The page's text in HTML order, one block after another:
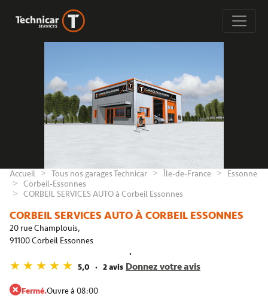
Accueil Tous nos garages Technicar Île-de-France
Essonne
Corbeil-Essonnes
CORBEIL SERVICES AUTO à Corbeil Essonnes
CORBEIL SERVICES AUTO À CORBEIL ESSONNES
20 rue Champlouis,
91100 Corbeil Essonnes
5,0 2 avis Donnez votre avis
Fermé.Ouvre à 08:00